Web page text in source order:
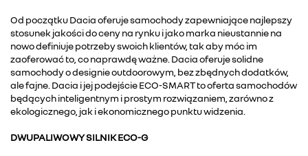
Od początku Dacia oferuje samochody zapewniające najlepszy
stosunek jakości do ceny na rynku i jako marka nieustannie na
nowo definiuje potrzeby swoich klientów, tak aby móc im
zaoferować to, co naprawdę ważne. Dacia oferuje solidne
samochody o designie outdoorowym, bez zbędnych dodatków,
ale fajne. Dacia i jej podejście ECO-SMART to oferta samochodów
będących inteligentnym i prostym rozwiązaniem, zarówno z
ekologicznego, jak i ekonomicznego punktu widzenia.
DWUPALIWOWY SILNIK ECO-G